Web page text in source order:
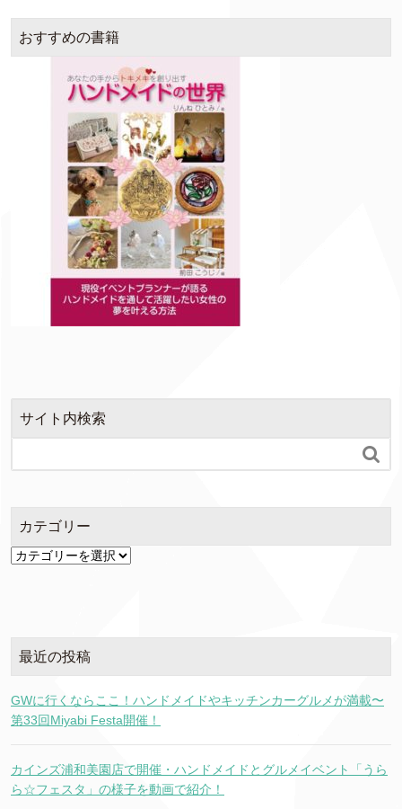
おすすめの書籍
サイト内検索

カテゴリー
カ
最近の投稿
GWに行くならここ！ハンドメイドやキッチンカーグルメが満載〜
第33回Miyabi Festa開催！
カインズ浦和美園店で開催・ハンドメイドとグルメイベント「うら
ら☆フェスタ」の様子を動画で紹介！